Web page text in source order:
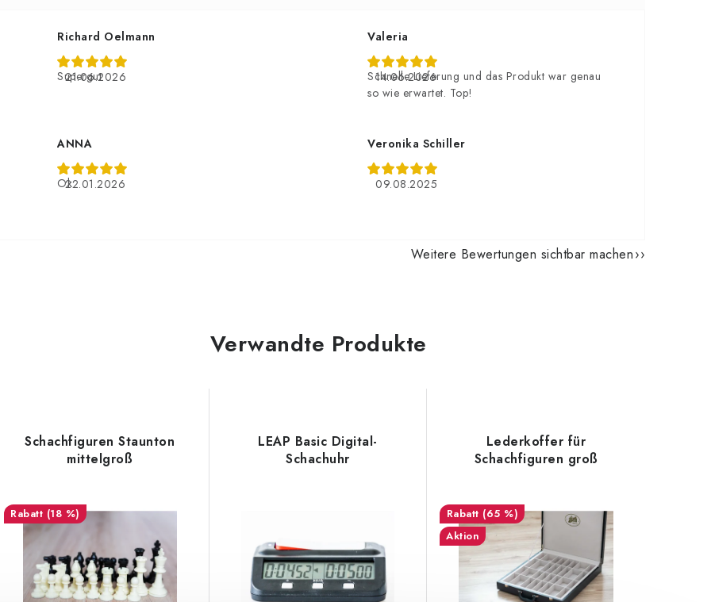
Richard Oelmann
21.06.2026
Supergut
Valeria
14.06.2026
Schnelle Lieferung und das Produkt war genau
so wie erwartet. Top!
ANNA
22.01.2026
Ok
Veronika Schiller
09.08.2025
Weitere Bewertungen sichtbar machen
Verwandte Produkte
Schachfiguren Staunton
mittelgroß
(18 %)
LEAP Basic Digital-
Schachuhr
Lederkoffer für
Schachfiguren groß
(65 %)
Aktion